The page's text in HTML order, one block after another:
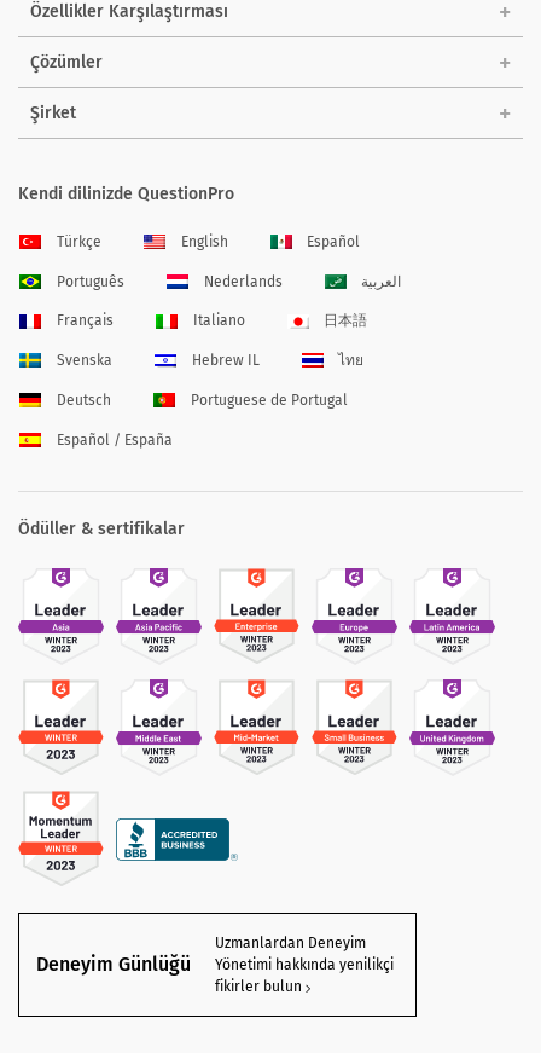
Özellikler Karşılaştırması
Çözümler
Şirket
Kendi dilinizde QuestionPro
Türkçe English Español
Português Nederlands العربية
Français Italiano 日本語
Svenska Hebrew IL ไทย
Deutsch Portuguese de Portugal
Español / España
Ödüller & sertifikalar
Deneyim Günlüğü
Uzmanlardan Deneyim
Yönetimi hakkında yenilikçi
fikirler bulun